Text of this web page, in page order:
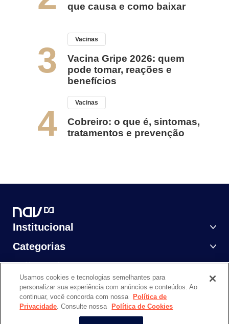
que causa e como baixar
3
Vacinas
Vacina Gripe 2026: quem
pode tomar, reações e
benefícios
4
Vacinas
Cobreiro: o que é, sintomas,
tratamentos e prevenção
Institucional
Categorias
Saiba Mais
NAV DASA @ 2024. Todos os direitos reservados.
Usamos cookies e tecnologias semelhantes para
personalizar sua experiência com anúncios e conteúdos. Ao
continuar, você concorda com nossa
Política de
Privacidade. Consulte nossa Política de Cookies